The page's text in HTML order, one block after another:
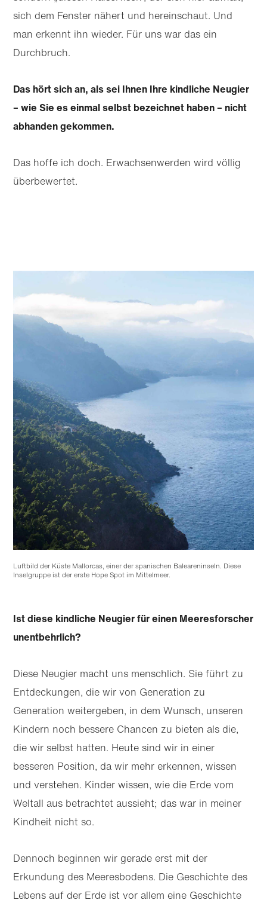
sich dem Fenster nähert und hereinschaut. Und
man erkennt ihn wieder. Für uns war das ein
Durchbruch.
Das hört sich an, als sei Ihnen Ihre kindliche Neugier
– wie Sie es einmal selbst bezeichnet haben – nicht
abhanden gekommen.
Das hoffe ich doch. Erwachsenwerden wird völlig
überbewertet.
Luftbild der Küste Mallorcas, einer der spanischen Baleareninseln. Diese
Inselgruppe ist der erste Hope Spot im Mittelmeer.
Ist diese kindliche Neugier für einen Meeresforscher
unentbehrlich?
Diese Neugier macht uns menschlich. Sie führt zu
Entdeckungen, die wir von Generation zu
Generation weitergeben, in dem Wunsch, unseren
Kindern noch bessere Chancen zu bieten als die,
die wir selbst hatten. Heute sind wir in einer
besseren Position, da wir mehr erkennen, wissen
und verstehen. Kinder wissen, wie die Erde vom
Weltall aus betrachtet aussieht; das war in meiner
Kindheit nicht so.
Dennoch beginnen wir gerade erst mit der
Erkundung des Meeresbodens. Die Geschichte des
Lebens auf der Erde ist vor allem eine Geschichte